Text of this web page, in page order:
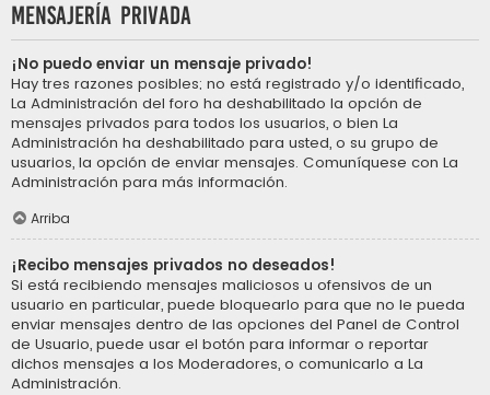
Mensajería privada
¡No puedo enviar un mensaje privado!
Hay tres razones posibles; no está registrado y/o identificado,
La Administración del foro ha deshabilitado la opción de
mensajes privados para todos los usuarios, o bien La
Administración ha deshabilitado para usted, o su grupo de
usuarios, la opción de enviar mensajes. Comuníquese con La
Administración para más información.
Arriba
¡Recibo mensajes privados no deseados!
Si está recibiendo mensajes maliciosos u ofensivos de un
usuario en particular, puede bloquearlo para que no le pueda
enviar mensajes dentro de las opciones del Panel de Control
de Usuario, puede usar el botón para informar o reportar
dichos mensajes a los Moderadores, o comunicarlo a La
Administración.